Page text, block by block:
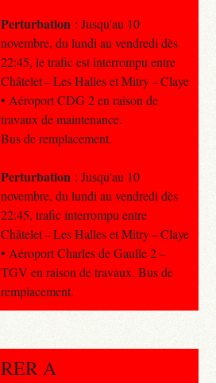
Perturbation : Jusqu'au 10
novembre, du lundi au vendredi dès
22:45, le trafic est interrompu entre
Châtelet – Les Halles et Mitry – Claye
• Aéroport CDG 2 en raison de
travaux de maintenance.
Bus de remplacement.
Perturbation : Jusqu'au 10
novembre, du lundi au vendredi dès
22:45, trafic interrompu entre
Châtelet – Les Halles et Mitry – Claye
• Aéroport Charles de Gaulle 2 –
TGV en raison de travaux. Bus de
remplacement.
RER A